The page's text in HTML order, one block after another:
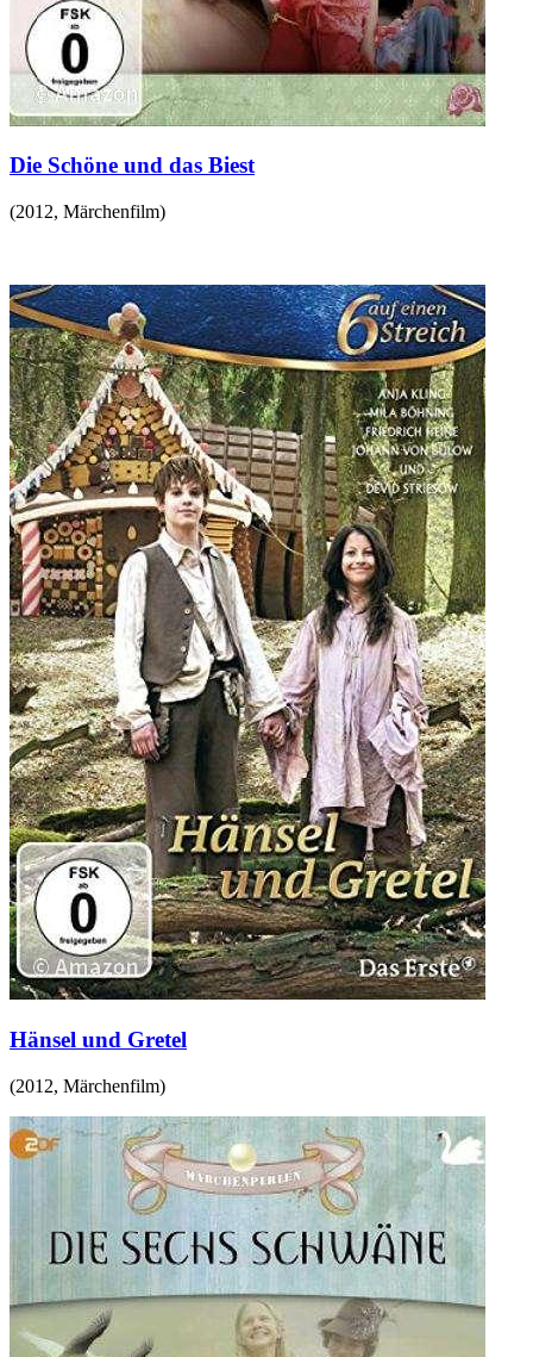
Die Schöne und das Biest
(2012, Märchenfilm)
Hänsel und Gretel
(2012, Märchenfilm)